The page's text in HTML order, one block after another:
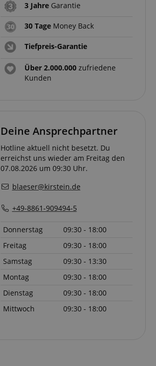
3 Jahre Garantie
30 Tage Money Back
Tiefpreis-Garantie
Über 2.000.000 zufriedene
Kunden
Deine Ansprechpartner
Hotline aktuell nicht besetzt. Du
erreichst uns wieder am Freitag den
07.08.2026 um 09:30 Uhr.
blaeser@kirstein.de
+49-8861-909494-5
Donnerstag
09:30 - 18:00
Freitag
09:30 - 18:00
Samstag
09:30 - 13:30
Montag
09:30 - 18:00
Dienstag
09:30 - 18:00
Mittwoch
09:30 - 18:00